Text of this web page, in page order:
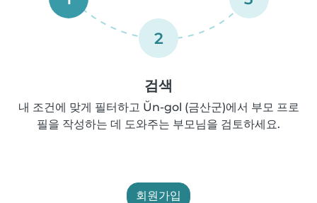
2
검색
내 조건에 맞게 필터하고 Ŭn-gol (금산군)에서 부모 프로
필을 작성하는 데 도와주는 부모님을 검토하세요.
회원가입